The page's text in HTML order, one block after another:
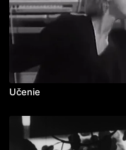
Učenie